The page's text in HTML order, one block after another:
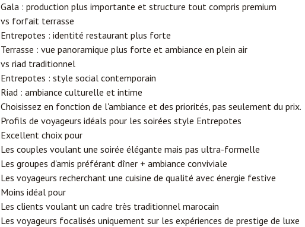
Gala : production plus importante et structure tout compris premium
vs forfait terrasse
Entrepotes : identité restaurant plus forte
Terrasse : vue panoramique plus forte et ambiance en plein air
vs riad traditionnel
Entrepotes : style social contemporain
Riad : ambiance culturelle et intime
Choisissez en fonction de l'ambiance et des priorités, pas seulement du prix.
Profils de voyageurs idéals pour les soirées style Entrepotes
Excellent choix pour
Les couples voulant une soirée élégante mais pas ultra-formelle
Les groupes d'amis préférant dîner + ambiance conviviale
Les voyageurs recherchant une cuisine de qualité avec énergie festive
Moins idéal pour
Les clients voulant un cadre très traditionnel marocain
Les voyageurs focalisés uniquement sur les expériences de prestige de luxe